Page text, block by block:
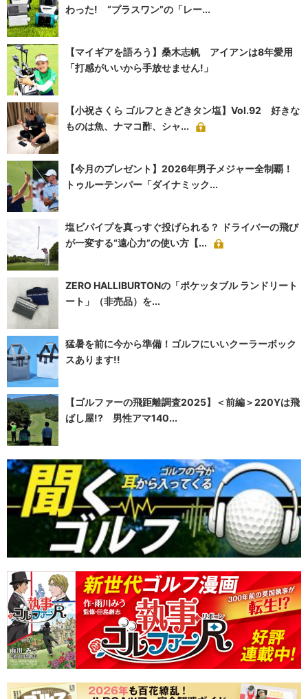
わった! “プラスワン”の「レー...
【マイギアを語ろう】桑木志帆 アイアンは8年愛用
「打感がいいから手放せません!」
【小祝さくら ゴルフときどきタン塩】Vol.92 好きな
ものは魚、ナマコ酢、シャ...
【今月のプレゼント】2026年男子メジャー全制覇！
トゥルーテンパー「ダイナミック...
塩ビパイプを真っすぐ投げられる？ ドライバーの飛び
が一変する“遠心力”の使い方【...
ZERO HALLIBURTONの「ポケッタブル ランドリート
ート」（非売品）を...
猛暑を前に今から準備！ゴルフにいいクーラーボック
スあります!!
【ゴルファーの飛距離調査2025】＜前編＞220Yは飛
ばし屋!? 男性アマ140...